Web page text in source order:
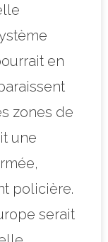
en
zones de
une
policière.
serait